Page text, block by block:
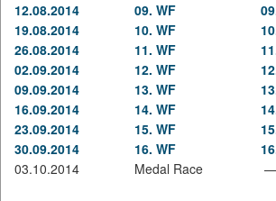
12.08.2014
09. WF
19.08.2014
10. WF
26.08.2014
11. WF
02.09.2014
12. WF
09.09.2014
13. WF
16.09.2014
14. WF
23.09.2014
15. WF
30.09.2014
16. WF
03.10.2014
Medal Race —